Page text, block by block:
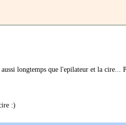
longtemps que l'epilateur et la cire...
:)